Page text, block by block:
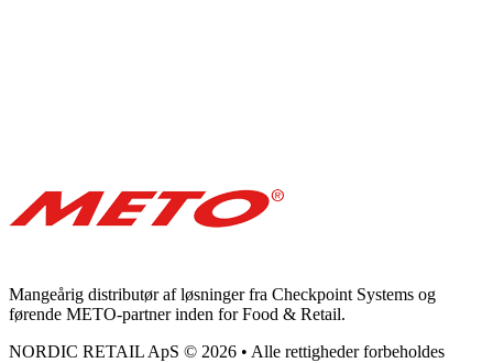
Mangeårig distributør af løsninger fra Checkpoint Systems og
førende METO-partner inden for Food & Retail.
NORDIC RETAIL ApS © 2026 • Alle rettigheder forbeholdes